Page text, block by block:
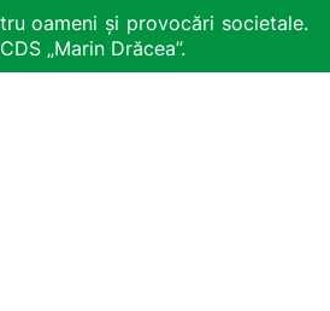
oameni și provocări societale.
„Marin Drăcea”.